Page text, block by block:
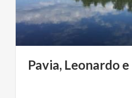
Pavia, Leonardoe